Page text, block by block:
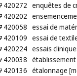
420272 enquêtes de
420202
420058 essai de
420109 essai de
420224 essais
420038
420136 étalonnage